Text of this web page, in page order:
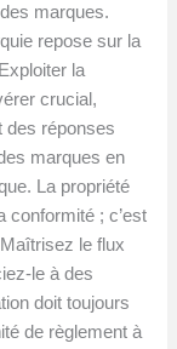
marques.
repose sur la
la
crucial,
des réponses
marques en
La propriété
conformité ; c’est
le flux
le à des
doit toujours
de règlement à